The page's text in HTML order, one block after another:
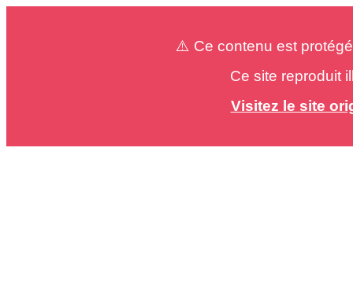
⚠️ Ce contenu est
Ce site reproduit
Visitez le site